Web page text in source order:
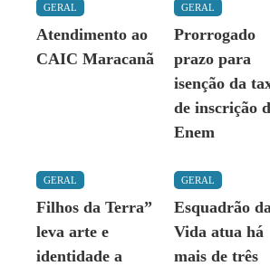
GERAL
Atendimento ao
CAIC Maracanã
GERAL
Prorrogado
prazo para
isenção da
de inscrição
Enem
GERAL
Filhos da Terra”
leva arte e
identidade a
GERAL
Esquadrão
Vida atua há
mais de três